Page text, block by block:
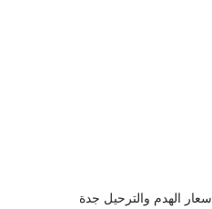
أسعار الهدم والترحيل جدة